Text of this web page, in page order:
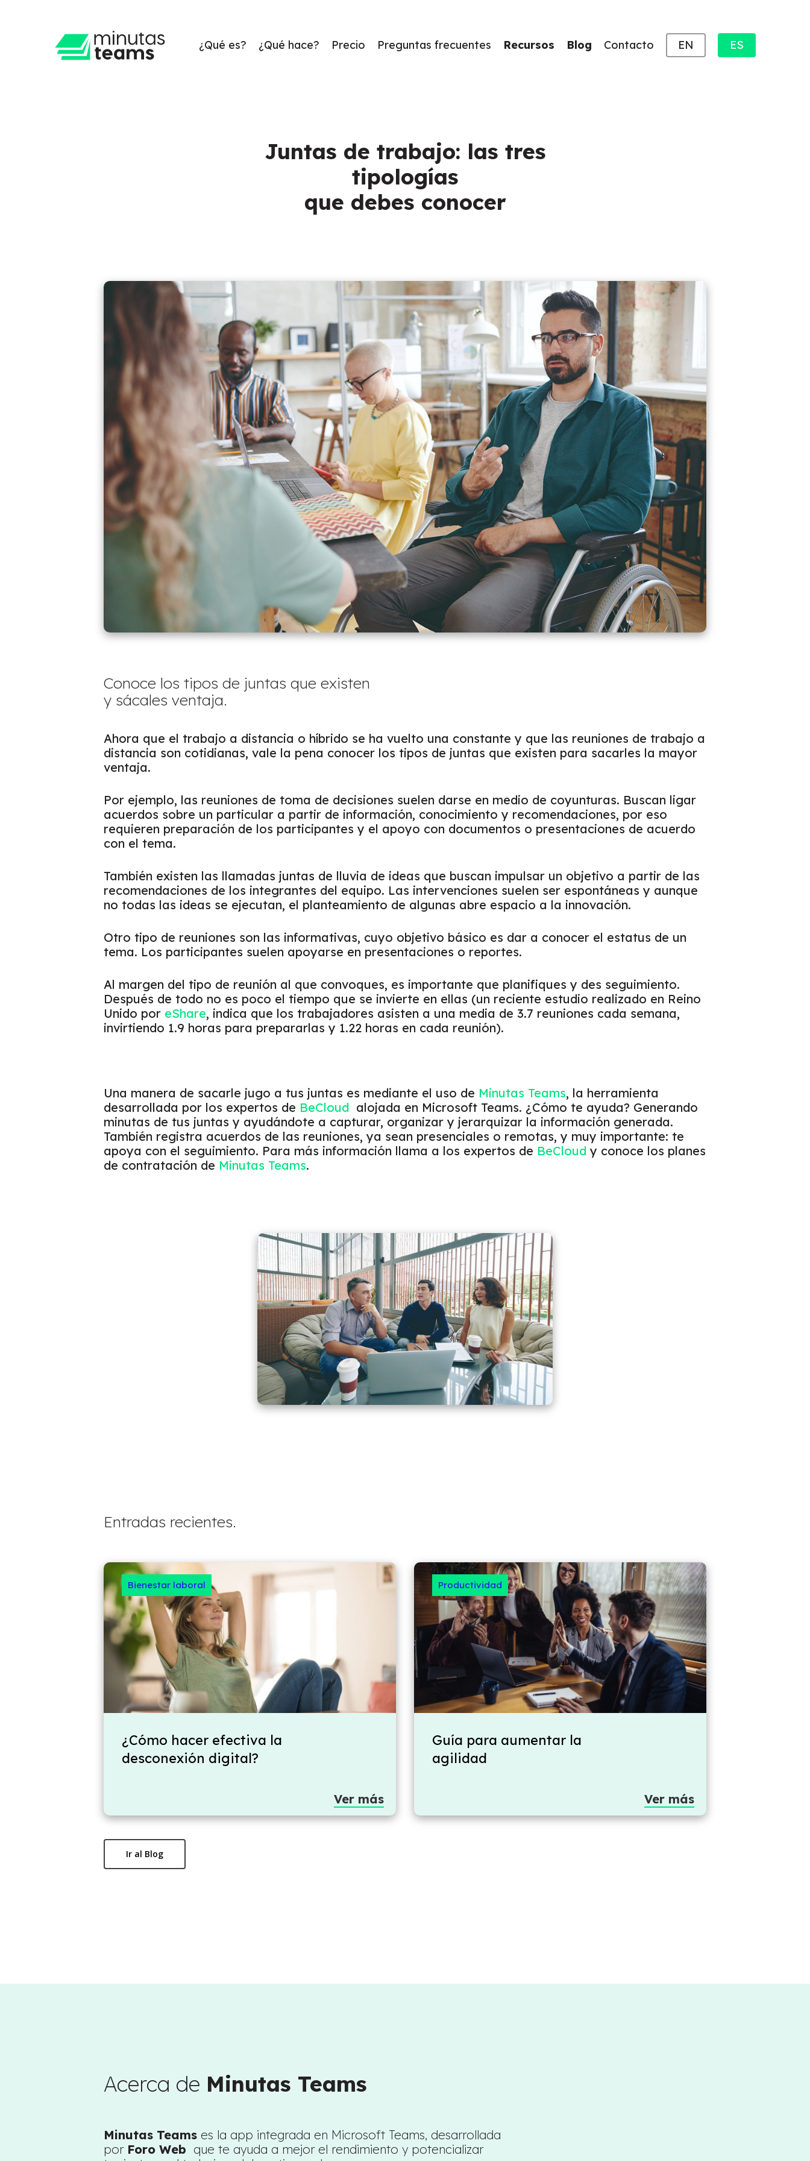
¿Qué es? ¿Qué hace? Precio Preguntas frecuentes Recursos Blog Contacto EN ES
Juntas de trabajo: las tres
tipologías
que debes conocer
Conoce los tipos de juntas que existen
y sácales ventaja.
Ahora que el trabajo a distancia o híbrido se ha vuelto una constante y que las reuniones de trabajo a
distancia son cotidianas, vale la pena conocer los tipos de juntas que existen para sacarles la mayor
ventaja.
Por ejemplo, las reuniones de toma de decisiones suelen darse en medio de coyunturas. Buscan ligar
acuerdos sobre un particular a partir de información, conocimiento y recomendaciones, por eso
requieren preparación de los participantes y el apoyo con documentos o presentaciones de acuerdo
con el tema.
También existen las llamadas juntas de lluvia de ideas que buscan impulsar un objetivo a partir de las
recomendaciones de los integrantes del equipo. Las intervenciones suelen ser espontáneas y aunque
no todas las ideas se ejecutan, el planteamiento de algunas abre espacio a la innovación.
Otro tipo de reuniones son las informativas, cuyo objetivo básico es dar a conocer el estatus de un
tema. Los participantes suelen apoyarse en presentaciones o reportes.
Al margen del tipo de reunión al que convoques, es importante que planifiques y des seguimiento.
Después de todo no es poco el tiempo que se invierte en ellas (un reciente estudio realizado en Reino
Unido por eShare, indica que los trabajadores asisten a una media de 3.7 reuniones cada semana,
invirtiendo 1.9 horas para prepararlas y 1.22 horas en cada reunión).
Una manera de sacarle jugo a tus juntas es mediante el uso de Minutas Teams, la herramienta
desarrollada por los expertos de BeCloud alojada en Microsoft Teams. ¿Cómo te ayuda? Generando
minutas de tus juntas y ayudándote a capturar, organizar y jerarquizar la información generada.
También registra acuerdos de las reuniones, ya sean presenciales o remotas, y muy importante: te
apoya con el seguimiento. Para más información llama a los expertos de BeCloud y conoce los planes
de contratación de Minutas Teams.
Entradas recientes.
Bienestar laboral
¿Cómo hacer efectiva la
desconexión digital?
Ver más
Productividad
Guía para aumentar la
agilidad
Ver más
Ir al Blog
Acerca de Minutas Teams
Minutas Teams es la app integrada en Microsoft Teams, desarrollada
por Foro Web que te ayuda a mejor el rendimiento y potencializar